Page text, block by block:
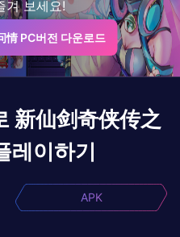
겨 보세요!
情 PC버전 다운로드
新仙剑奇侠传之
레이하기
APK